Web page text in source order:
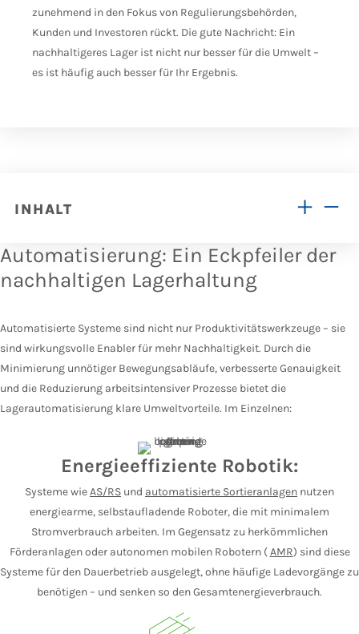
zunehmend in den Fokus von Regulierungsbehörden,
Kunden und Investoren rückt. Die gute Nachricht: Ein
nachhaltigeres Lager ist nicht nur besser für die Umwelt –
es ist häufig auch besser für Ihr Ergebnis.
INHALT
Automatisierung: Ein Eckpfeiler der
nachhaltigen Lagerhaltung
Automatisierte Systeme sind nicht nur Produktivitätswerkzeuge – sie
sind wirkungsvolle Enabler für mehr Nachhaltigkeit. Durch die
Minimierung unnötiger Bewegungsabläufe, verbesserte Genauigkeit
und die Reduzierung arbeitsintensiver Prozesse bietet die
Lagerautomatisierung klare Umweltvorteile. Im Einzelnen:
Energieeffiziente Robotik:
Systeme wieAS/RS und automatisierte Sortieranlagen nutzen
energiearme, selbstaufladende Roboter, die mit minimalem
Stromverbrauch arbeiten. Im Gegensatz zu herkömmlichen
Förderanlagen oder autonomen mobilen Robotern (AMR) sind diese
Systeme für den Dauerbetrieb ausgelegt, ohne häufige Ladevorgänge zu
benötigen – und senken so den Gesamtenergieverbrauch.